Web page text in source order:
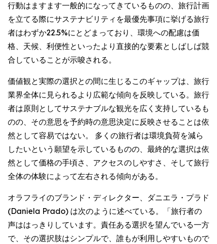
行動はますます一般的になってきているものの、旅行計画
を立てる際にサステナビリティを最優先事項に挙げる旅行
者はわずか22.5%にとどまっており、環境への配慮は価
格、天候、利便性といったより直接的な要素としばしば競
合していることが示唆される。
価値観と実際の選択との間に生じるこのギャップは、旅行
業界全体に見られるより広範な傾向を反映している。旅行
者は原則としてサステナブルな観光を広く支持しているも
のの、その意思を予約時の意思決定に反映させることは依
然として容易ではない。 多くの旅行者は環境負荷を減ら
したいという願望を示しているものの、最終的な選択は依
然として価格の手頃さ、アクセスのしやすさ、そして旅行
全体の体験によって左右される傾向がある。
オラフライのブランド・ディレクター、ダニエラ・プラド
(Daniela Prado) は次のように述べている。「旅行者の
声ははっきりしています。責任ある選択を望んでいる一方
で、その選択肢はシンプルで、誰もが利用しやすいもので